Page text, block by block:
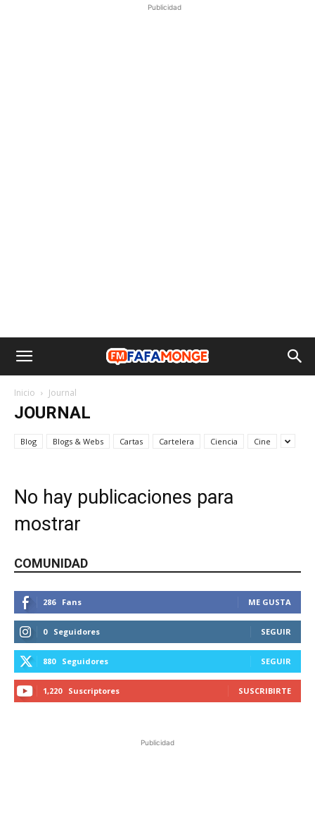
Publicidad
Inicio Journal
JOURNAL
Blog Blogs & Webs Cartas Cartelera Ciencia Cine
No hay publicaciones para
mostrar
COMUNIDAD
286 Fans ME GUSTA
0 Seguidores SEGUIR
880 Seguidores SEGUIR
1,220 Suscriptores SUSCRIBIRTE
Publicidad